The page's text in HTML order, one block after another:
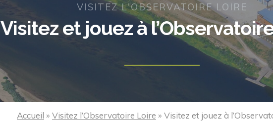
VISITEZ L'OBSERVATOIRE LOIRE
Visitez et jouez à
Accueil » Visitez l’Observatoire Loire » Visitez et jouez à